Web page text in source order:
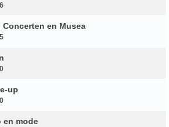
Concerten en Musea
up
en mode